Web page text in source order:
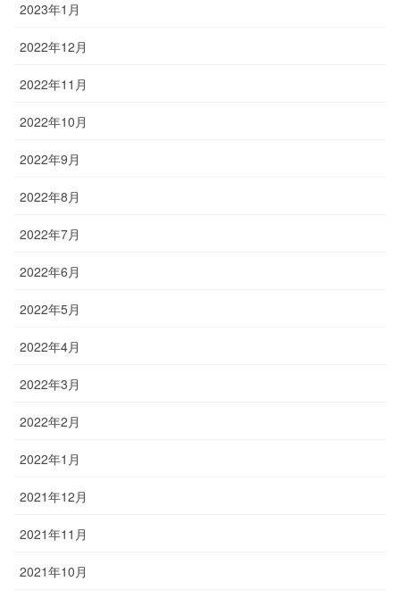
2023年1月
2022年12月
2022年11月
2022年10月
2022年9月
2022年8月
2022年7月
2022年6月
2022年5月
2022年4月
2022年3月
2022年2月
2022年1月
2021年12月
2021年11月
2021年10月